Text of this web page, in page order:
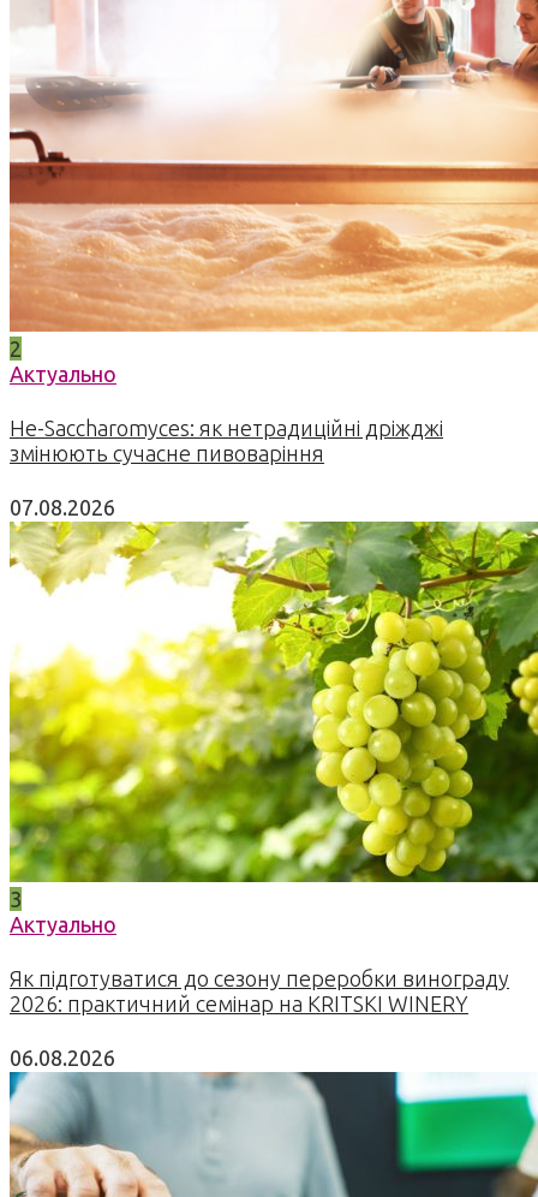
2
Актуально
Не-Saccharomyces: як нетрадиційні дріжджі
змінюють сучасне пивоваріння
07.08.2026
3
Актуально
Як підготуватися до сезону переробки винограду
2026: практичний семінар на KRITSKI WINERY
06.08.2026